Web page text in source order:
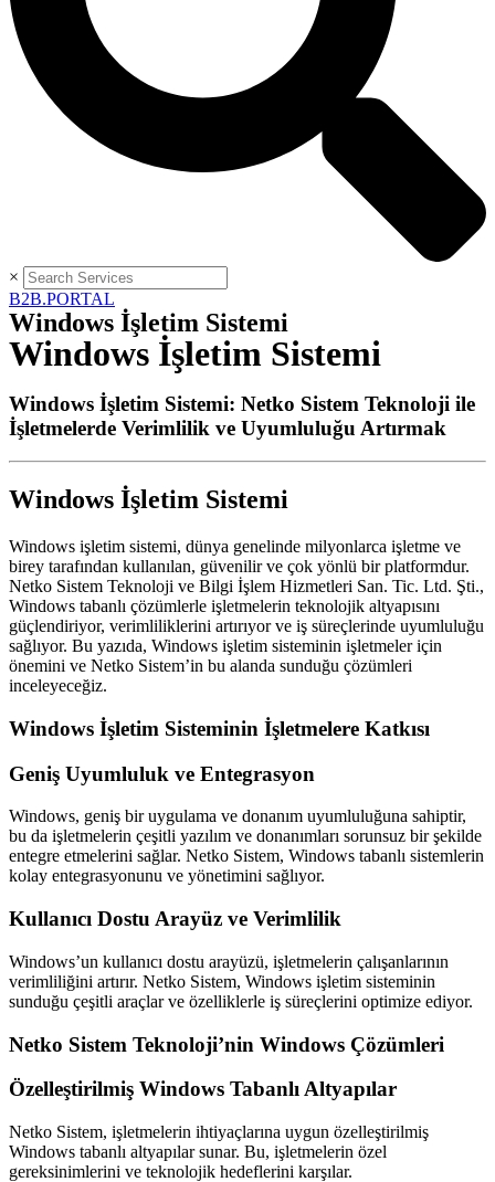
×
B2B.PORTAL
Windows İşletim Sistemi
Windows İşletim Sistemi
Windows İşletim Sistemi: Netko Sistem Teknoloji ile
İşletmelerde Verimlilik ve Uyumluluğu Artırmak
Windows İşletim Sistemi
Windows işletim sistemi, dünya genelinde milyonlarca işletme ve
birey tarafından kullanılan, güvenilir ve çok yönlü bir platformdur.
Netko Sistem Teknoloji ve Bilgi İşlem Hizmetleri San. Tic. Ltd. Şti.,
Windows tabanlı çözümlerle işletmelerin teknolojik altyapısını
güçlendiriyor, verimliliklerini artırıyor ve iş süreçlerinde uyumluluğu
sağlıyor. Bu yazıda, Windows işletim sisteminin işletmeler için
önemini ve Netko Sistem’in bu alanda sunduğu çözümleri
inceleyeceğiz.
Windows İşletim Sisteminin İşletmelere Katkısı
Geniş Uyumluluk ve Entegrasyon
Windows, geniş bir uygulama ve donanım uyumluluğuna sahiptir,
bu da işletmelerin çeşitli yazılım ve donanımları sorunsuz bir şekilde
entegre etmelerini sağlar. Netko Sistem, Windows tabanlı sistemlerin
kolay entegrasyonunu ve yönetimini sağlıyor.
Kullanıcı Dostu Arayüz ve Verimlilik
Windows’un kullanıcı dostu arayüzü, işletmelerin çalışanlarının
verimliliğini artırır. Netko Sistem, Windows işletim sisteminin
sunduğu çeşitli araçlar ve özelliklerle iş süreçlerini optimize ediyor.
Netko Sistem Teknoloji’nin Windows Çözümleri
Özelleştirilmiş Windows Tabanlı Altyapılar
Netko Sistem, işletmelerin ihtiyaçlarına uygun özelleştirilmiş
Windows tabanlı altyapılar sunar. Bu, işletmelerin özel
gereksinimlerini ve teknolojik hedeflerini karşılar.